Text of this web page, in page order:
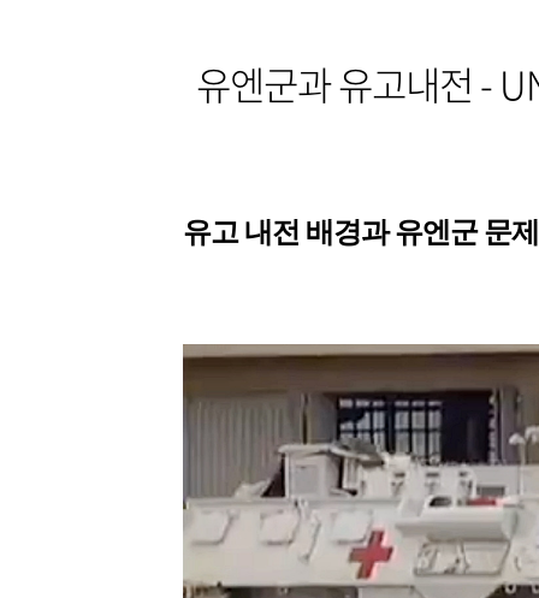
유엔군과 유고내전 -
유고 내전 배경과 유엔군 문제